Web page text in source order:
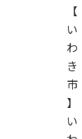
【
い
わ
き
市
】
い